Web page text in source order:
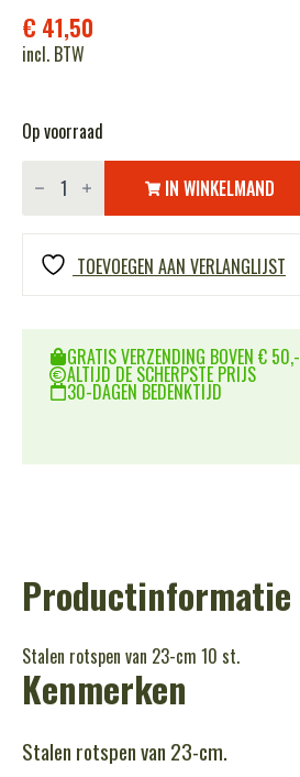
€ 41,50
incl. BTW
Op voorraad
Zak
Rotspennen
23-
cm
stuks
IN WINKELMAND
TOEVOEGEN AAN VERLANGLIJST
GRATIS VERZENDING BOVEN € 50,-
ALTIJD DE SCHERPSTE PRIJS
30-DAGEN BEDENKTIJD
Productinformatie
Stalen rotspen van 23-cm 10 st.
Kenmerken
Stalen rotspen van 23-cm.